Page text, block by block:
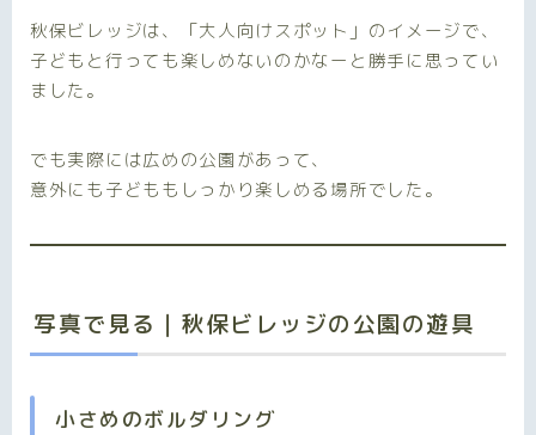
秋保ビレッジは、「大人向けスポット」のイメージで、
子どもと行っても楽しめないのかなーと勝手に思ってい
ました。
でも実際には広めの公園があって、
意外にも子どももしっかり楽しめる場所でした。
写真で見る｜秋保ビレッジの公園の遊具
小さめのボルダリング